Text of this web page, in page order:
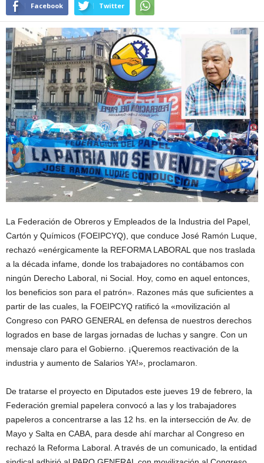
Facebook Twitter
La Federación de Obreros y Empleados de la Industria del Papel,
Cartón y Químicos (FOEIPCYQ), que conduce José Ramón Luque,
rechazó «enérgicamente la REFORMA LABORAL que nos traslada
a la década infame, donde los trabajadores no contábamos con
ningún Derecho Laboral, ni Social. Hoy, como en aquel entonces,
los beneficios son para el patrón». Razones más que suficientes a
partir de las cuales, la FOEIPCYQ ratificó la «movilización al
Congreso con PARO GENERAL en defensa de nuestros derechos
logrados en base de largas jornadas de luchas y sangre. Con un
mensaje claro para el Gobierno. ¡Queremos reactivación de la
industria y aumento de Salarios YA!», proclamaron.
De tratarse el proyecto en Diputados este jueves 19 de febrero, la
Federación gremial papelera convocó a las y los trabajadores
papeleros a concentrarse a las 12 hs. en la intersección de Av. de
Mayo y Salta en CABA, para desde ahí marchar al Congreso en
rechazó la Reforma Laboral. A través de un comunicado, la entidad